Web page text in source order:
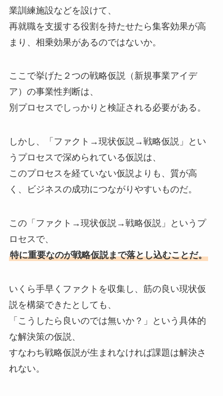
業訓練施設などを設けて、
再就職を支援する役割を持たせたら集客効果が高
まり、相乗効果があるのではないか。
ここで挙げた２つの戦略仮説（新規事業アイデ
ア）の事業性判断は、
別プロセスでしっかりと検証される必要がある。
しかし、「ファクト→現状仮説→戦略仮説」とい
うプロセスで深められている仮説は、
このプロセスを経ていない仮説よりも、質が高
く、ビジネスの成功につながりやすいものだ。
この「ファクト→現状仮説→戦略仮説」というプ
ロセスで、
特に重要なのが戦略仮説まで落とし込むことだ。
いくら手早くファクトを収集し、筋の良い現状仮
説を構築できたとしても、
「こうしたら良いのでは無いか？」という具体的
な解決策の仮説、
すなわち戦略仮説が生まれなければ課題は解決さ
れない。